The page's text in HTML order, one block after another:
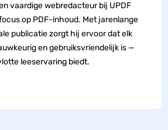
vaardige webredacteur bij UPDF
op PDF-inhoud. Met jarenlange
publicatie zorgt hij ervoor dat elk
en gebruiksvriendelijk is —
leeservaring biedt.